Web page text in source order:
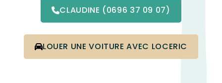
CLAUDINE (0696 37 09 07)
LOUER UNE VOITURE AVEC LOCERIC